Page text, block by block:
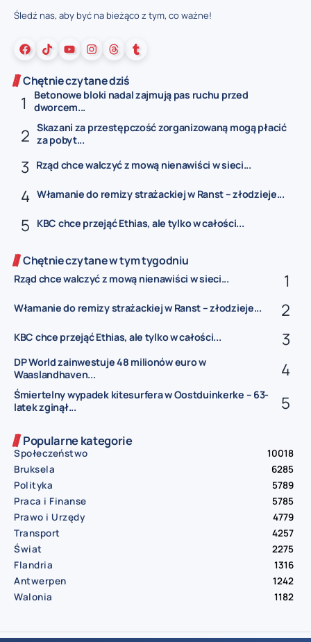
Śledź nas, aby być na bieżąco z tym, co ważne!
Chętnie czytane dziś
Betonowe bloki nadal zajmują pas ruchu przed
dworcem...
Skazani za przestępczość zorganizowaną mogą płacić
za pobyt...
Rząd chce walczyć z mową nienawiści w sieci...
Włamanie do remizy strażackiej w Ranst – złodzieje...
KBC chce przejąć Ethias, ale tylko w całości...
Chętnie czytane w tym tygodniu
Rząd chce walczyć z mową nienawiści w sieci...
Włamanie do remizy strażackiej w Ranst – złodzieje...
KBC chce przejąć Ethias, ale tylko w całości...
DP World zainwestuje 48 milionów euro w
Waaslandhaven...
Śmiertelny wypadek kitesurfera w Oostduinkerke – 63-
latek zginął...
Popularne kategorie
Społeczeństwo
10018
Bruksela
6285
Polityka
5789
Praca i Finanse
5785
Prawo i Urzędy
4779
Transport
4257
Świat
2275
Flandria
1316
Antwerpen
1242
Walonia
1182